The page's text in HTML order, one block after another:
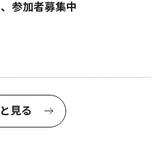
参加者募集中
見る